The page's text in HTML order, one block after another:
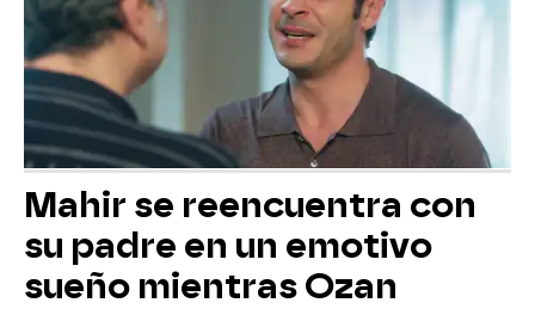
Mahir se reencuentra con
su padre en un emotivo
sueño mientras Ozan